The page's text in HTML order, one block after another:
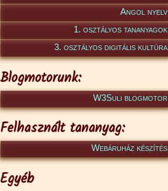
Angol nyelv
1. osztályos tananyagok
3. osztályos digitális kultúra
Blogmotorunk:
W3Suli blogmotor
Felhasznált tananyag:
Webáruház készítés
Egyéb